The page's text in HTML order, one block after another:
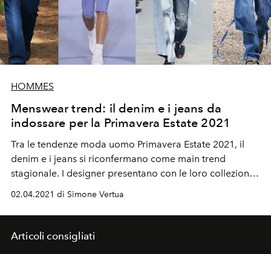
HOMMES
Menswear trend: il denim e i jeans da
indossare per la Primavera Estate 2021
Tra le tendenze moda uomo Primavera Estate 2021, il
denim e i jeans si riconfermano come main trend
stagionale. I designer presentano con le loro collezioni
nuove interpretazioni sperimentali: dal patchwork al
fit.
02.04.2021 di Simone Vertua
Articoli consigliati